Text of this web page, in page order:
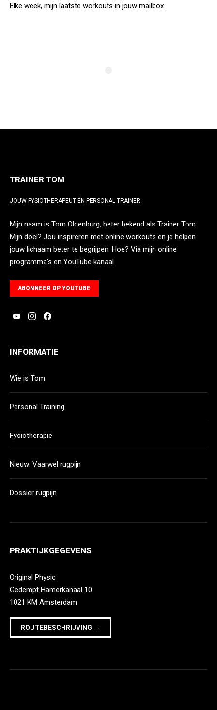
Elke week, mijn laatste workouts in jouw mailbox.
TRAINER TOM
JOUW FYSIOTHERAPEUT ÉN PERSONAL TRAINER
Mijn naam is Tom Oldenburg, beter bekend als Trainer Tom.
Mijn doel? Jou inspireren met online workouts en je helpen
jouw lichaam beter te begrijpen. Hoe? Via mijn online
programma’s en YouTube kanaal.
ABONNEER OP YOUTUBE
INFORMATIE
Wie is Tom
Personal Training
Fysiotherapie
Nieuw: Vaarwel rugpijn
Dossier rugpijn
PRAKTIJKGEGEVENS
Original Physic
Gedempt Hamerkanaal 10
1021 KM Amsterdam
ROUTEBESCHRIJVING →